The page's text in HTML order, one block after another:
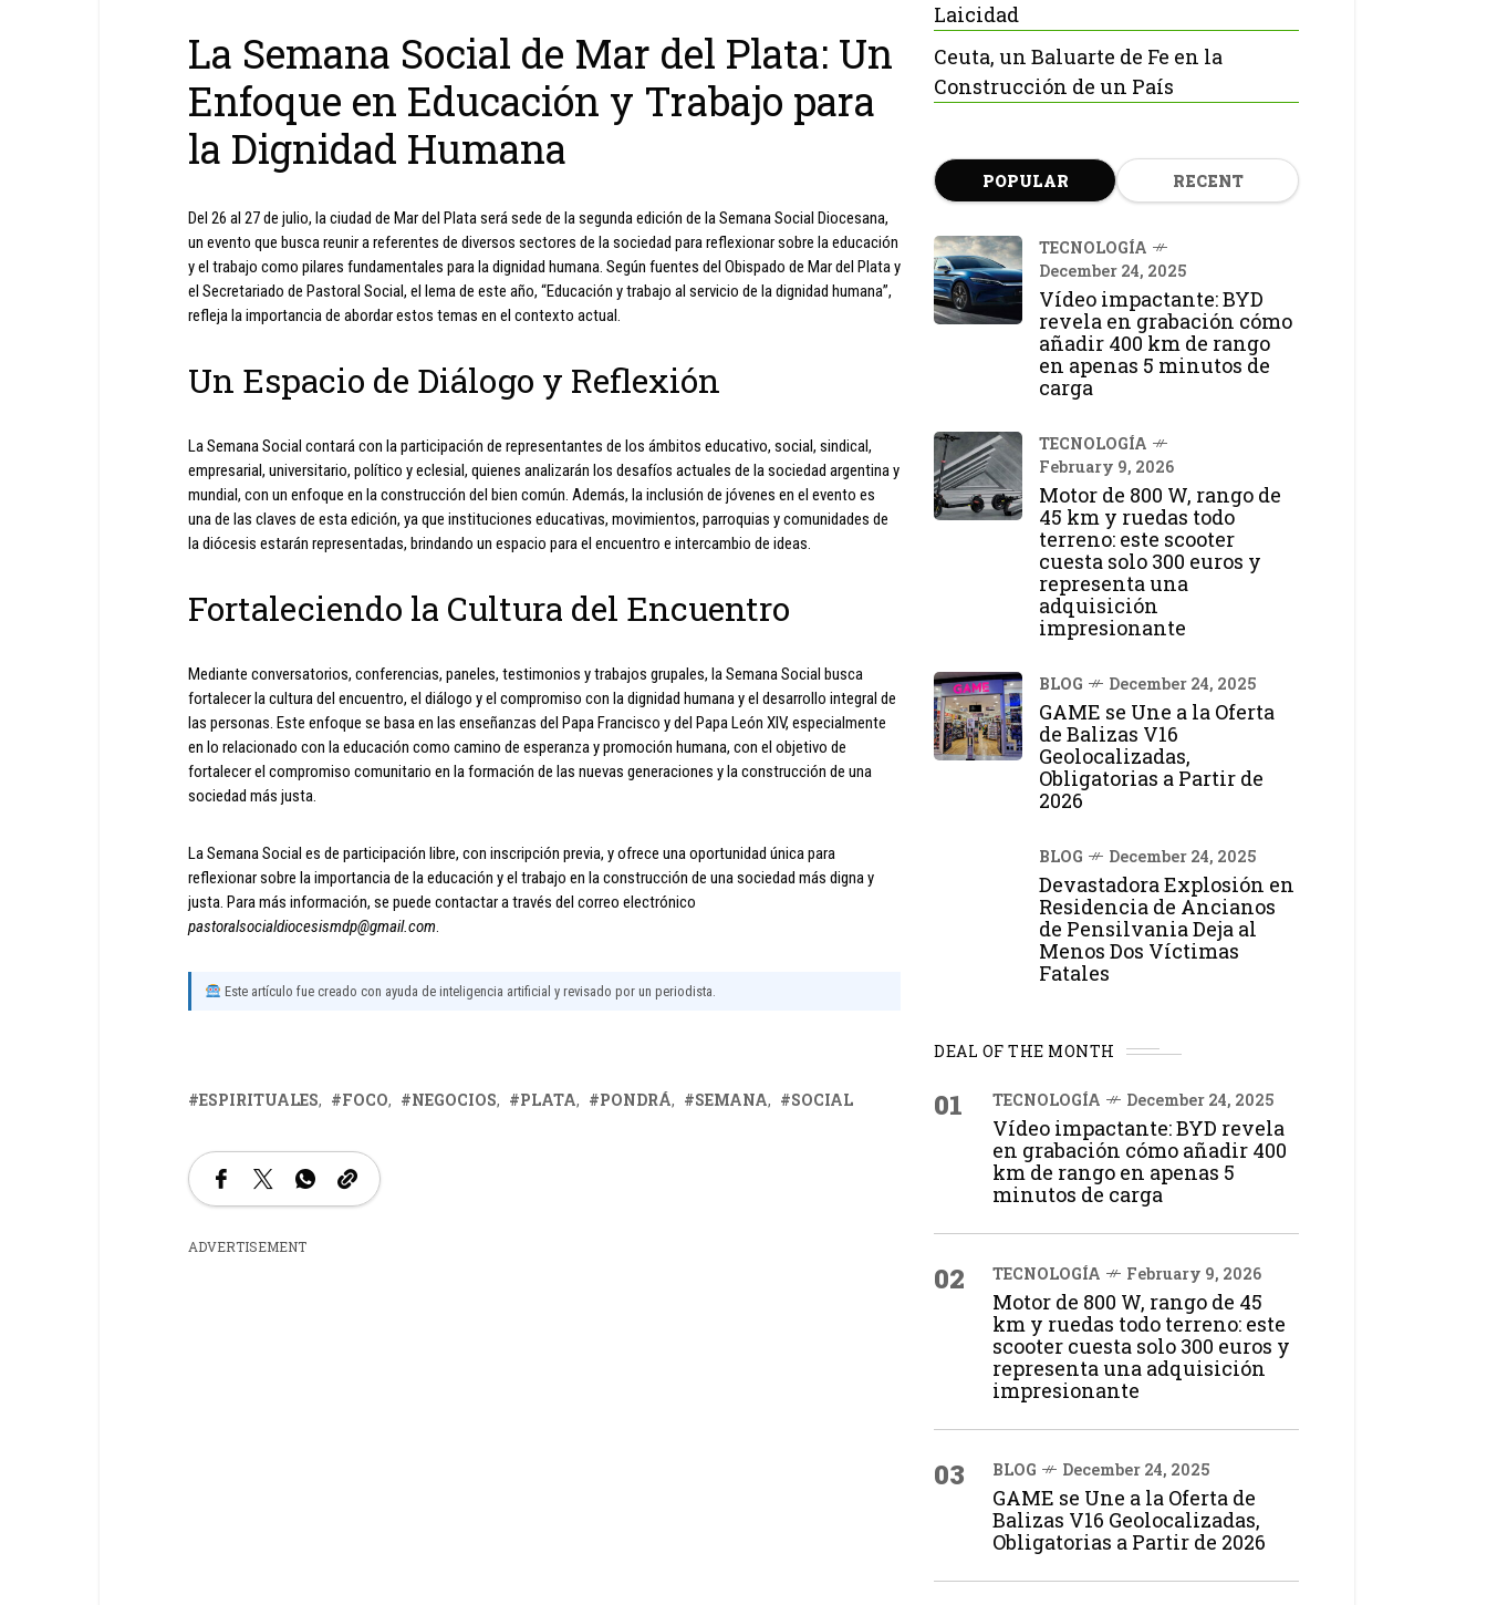
La Semana Social de Mar del Plata: Un
Enfoque en Educación y Trabajo para
la Dignidad Humana
Del 26 al 27 de julio, la ciudad de Mar del Plata será sede de la segunda edición de la Semana Social Diocesana,
un evento que busca reunir a referentes de diversos sectores de la sociedad para reflexionar sobre la educación
y el trabajo como pilares fundamentales para la dignidad humana. Según fuentes del Obispado de Mar del Plata y
el Secretariado de Pastoral Social, el lema de este año, “Educación y trabajo al servicio de la dignidad humana”,
refleja la importancia de abordar estos temas en el contexto actual.
Un Espacio de Diálogo y Reflexión
La Semana Social contará con la participación de representantes de los ámbitos educativo, social, sindical,
empresarial, universitario, político y eclesial, quienes analizarán los desafíos actuales de la sociedad argentina y
mundial, con un enfoque en la construcción del bien común. Además, la inclusión de jóvenes en el evento es
una de las claves de esta edición, ya que instituciones educativas, movimientos, parroquias y comunidades de
la diócesis estarán representadas, brindando un espacio para el encuentro e intercambio de ideas.
Fortaleciendo la Cultura del Encuentro
Mediante conversatorios, conferencias, paneles, testimonios y trabajos grupales, la Semana Social busca
fortalecer la cultura del encuentro, el diálogo y el compromiso con la dignidad humana y el desarrollo integral de
las personas. Este enfoque se basa en las enseñanzas del Papa Francisco y del Papa León XIV, especialmente
en lo relacionado con la educación como camino de esperanza y promoción humana, con el objetivo de
fortalecer el compromiso comunitario en la formación de las nuevas generaciones y la construcción de una
sociedad más justa.
La Semana Social es de participación libre, con inscripción previa, y ofrece una oportunidad única para
reflexionar sobre la importancia de la educación y el trabajo en la construcción de una sociedad más digna y
justa. Para más información, se puede contactar a través del correo electrónico
pastoralsocialdiocesismdp@gmail.com.
Este artículo fue creado con ayuda de inteligencia artificial y revisado por un periodista.
ESPIRITUALES FOCO NEGOCIOS PLATA PONDRÁ SEMANA SOCIAL
ADVERTISEMENT
Laicidad
Ceuta, un Baluarte de Fe en la
Construcción de un País
POPULAR RECENT
TECNOLOGÍA
December 24, 2025
Vídeo impactante: BYD
revela en grabación cómo
añadir 400 km de rango
en apenas 5 minutos de
carga
TECNOLOGÍA
February 9, 2026
Motor de 800 W, rango de
45 km y ruedas todo
terreno: este scooter
cuesta solo 300 euros y
representa una
adquisición
impresionante
BLOG December 24, 2025
GAME se Une a la Oferta
de Balizas V16
Geolocalizadas,
Obligatorias a Partir de
2026
BLOG December 24, 2025
Devastadora Explosión en
Residencia de Ancianos
de Pensilvania Deja al
Menos Dos Víctimas
Fatales
DEAL OF THE MONTH
01 TECNOLOGÍA December 24, 2025
Vídeo impactante: BYD revela
en grabación cómo añadir 400
km de rango en apenas 5
minutos de carga
02 TECNOLOGÍA February 9, 2026
Motor de 800 W, rango de 45
km y ruedas todo terreno: este
scooter cuesta solo 300 euros y
representa una adquisición
impresionante
03 BLOG December 24, 2025
GAME se Une a la Oferta de
Balizas V16 Geolocalizadas,
Obligatorias a Partir de 2026